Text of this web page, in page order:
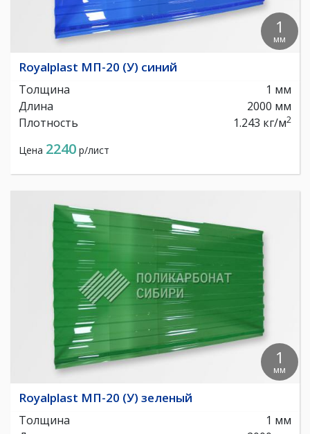
1
мм
Royalplast МП-20 (У) синий
Толщина
1 мм
Длина
2000 мм
Плотность
1.243 кг/м2
Цена 2240 р/лист
1
мм
Royalplast МП-20 (У) зеленый
Толщина
1 мм